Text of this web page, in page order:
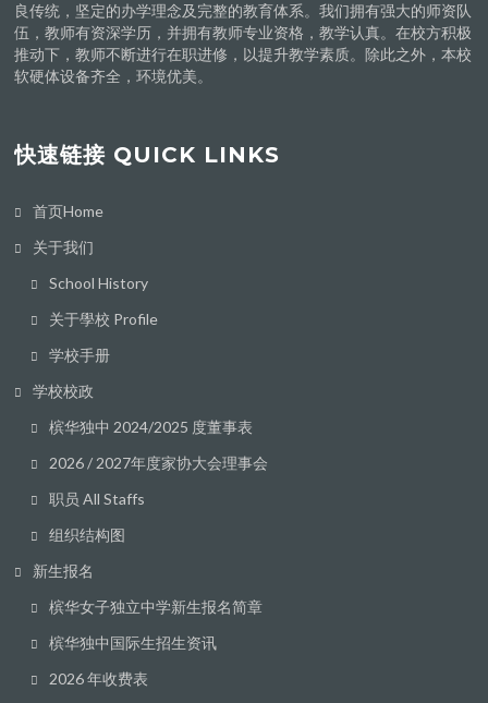
良传统，坚定的办学理念及完整的教育体系。我们拥有强大的师资队
伍，教师有资深学历，并拥有教师专业资格，教学认真。在校方积极
推动下，教师不断进行在职进修，以提升教学素质。除此之外，本校
软硬体设备齐全，环境优美。
快速链接 QUICK LINKS
首页Home
关于我们
School History
关于學校 Profile
学校手册
学校校政
槟华独中 2024/2025 度董事表
2026 / 2027年度家协大会理事会
职员 All Staffs
组织结构图
新生报名
槟华女子独立中学新生报名简章
槟华独中国际生招生资讯
2026 年收费表